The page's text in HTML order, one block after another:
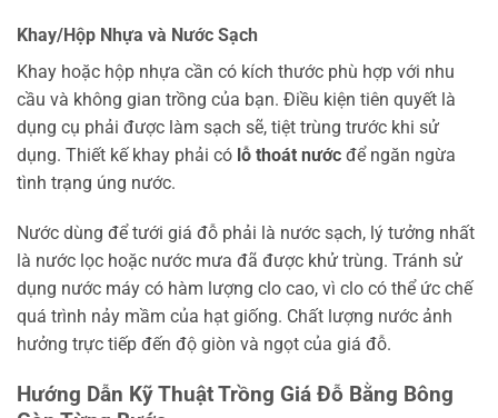
Khay/Hộp Nhựa và Nước Sạch
Khay hoặc hộp nhựa cần có kích thước phù hợp với nhu
cầu và không gian trồng của bạn. Điều kiện tiên quyết là
dụng cụ phải được làm sạch sẽ, tiệt trùng trước khi sử
dụng. Thiết kế khay phải có lỗ thoát nước để ngăn ngừa
tình trạng úng nước.
Nước dùng để tưới giá đỗ phải là nước sạch, lý tưởng nhất
là nước lọc hoặc nước mưa đã được khử trùng. Tránh sử
dụng nước máy có hàm lượng clo cao, vì clo có thể ức chế
quá trình nảy mầm của hạt giống. Chất lượng nước ảnh
hưởng trực tiếp đến độ giòn và ngọt của giá đỗ.
Hướng Dẫn Kỹ Thuật Trồng Giá Đỗ Bằng Bông